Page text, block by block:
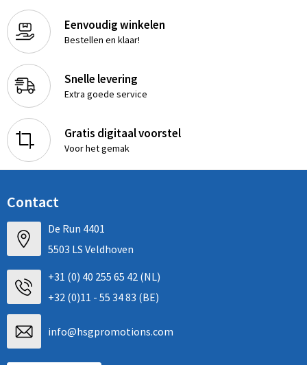
Eenvoudig winkelen
Bestellen en klaar!
Snelle levering
Extra goede service
Gratis digitaal voorstel
Voor het gemak
Contact
De Run 4401
5503 LS Veldhoven
+31 (0) 40 255 65 42 (NL)
+32 (0)11 - 55 34 83 (BE)
info@hsgpromotions.com